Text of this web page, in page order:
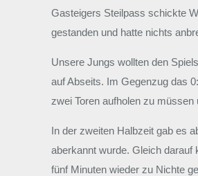
Gasteigers Steilpass schickte
gestanden und hatte nichts
Unsere Jungs wollten den
auf Abseits. Im Gegenzug das
zwei Toren aufholen zu
In der zweiten Halbzeit gab es
aberkannt wurde. Gleich darauf
fünf Minuten wieder zu Nichte